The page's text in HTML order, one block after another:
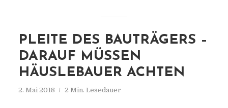
PLEITE DES BAUTRÄGERS –
DARAUF MÜSSEN
HÄUSLEBAUER ACHTEN
2. Mai 2018 2 Min. Lesedauer